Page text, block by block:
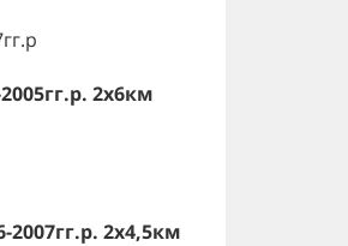
2х6км
2х4,5км